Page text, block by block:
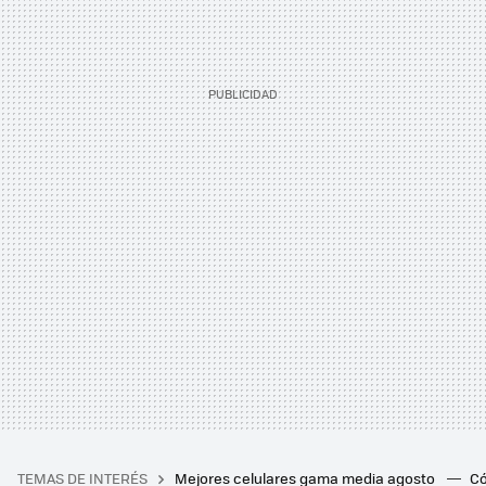
TEMAS DE INTERÉS Mejores celulares gama media agosto